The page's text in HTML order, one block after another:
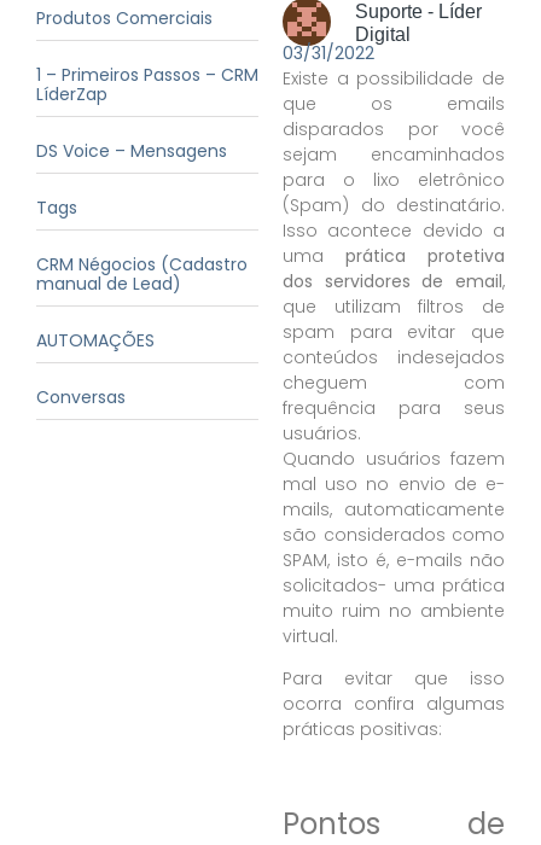
Produtos Comerciais
1 – Primeiros Passos – CRM
LíderZap
DS Voice – Mensagens
Tags
CRM Négocios (Cadastro
manual de Lead)
AUTOMAÇÕES
Conversas
Suporte - Líder
Digital
03/31/2022
Existe a possibilidade de
que os emails
disparados por você
sejam encaminhados
para o lixo eletrônico
(Spam) do destinatário.
Isso acontece devido a
uma prática protetiva
dos servidores de email,
que utilizam filtros de
spam para evitar que
conteúdos indesejados
cheguem com
frequência para seus
usuários.
Quando usuários fazem
mal uso no envio de e-
mails, automaticamente
são considerados como
SPAM, isto é, e-mails não
solicitados- uma prática
muito ruim no ambiente
virtual.
Para evitar que isso
ocorra confira algumas
práticas positivas:
Pontos de